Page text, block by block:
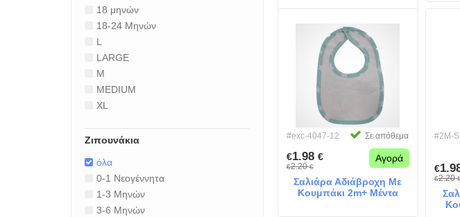
#exc-4047-12 Σε απόθεμα
€1.98 €
€2.20€
Αγορά
Σαλιάρα Αδιάβροχη Με
Κουμπάκι 2m+ Μέντα
#2M-
€
€2.20
18 μηνών
18-24 Μηνών
L
LARGE
M
MEDIUM
XL
Ζιπουνάκια
όλα
0-1 Νεογέννητα
1-3 Μηνών
3-6 Μηνών